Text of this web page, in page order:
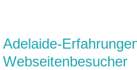
Adelaide-
Webseitenbesucher